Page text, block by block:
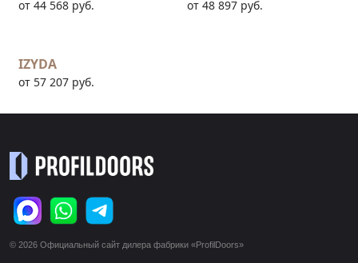
от 44 568 руб. от 48 897 руб.
IZYDA
от 57 207 руб.
© 2026 Официальный сайт дилера фабрики «ProfilDoors»